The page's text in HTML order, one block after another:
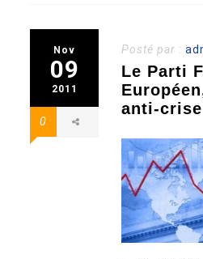
Nov
09
2011
0
Posté par :
Le Parti
anti-crise